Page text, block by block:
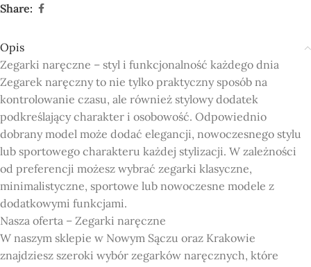
Share:
Opis
Zegarki naręczne – styl i funkcjonalność każdego dnia
Zegarek naręczny to nie tylko praktyczny sposób na
kontrolowanie czasu, ale również stylowy dodatek
podkreślający charakter i osobowość. Odpowiednio
dobrany model może dodać elegancji, nowoczesnego stylu
lub sportowego charakteru każdej stylizacji. W zależności
od preferencji możesz wybrać zegarki klasyczne,
minimalistyczne, sportowe lub nowoczesne modele z
dodatkowymi funkcjami.
Nasza oferta – Zegarki naręczne
W naszym sklepie w Nowym Sączu oraz Krakowie
znajdziesz szeroki wybór zegarków naręcznych, które